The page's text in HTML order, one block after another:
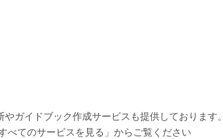
ガイドブック作成サービスも提供しております。
べてのサービスを見る」からご覧ください